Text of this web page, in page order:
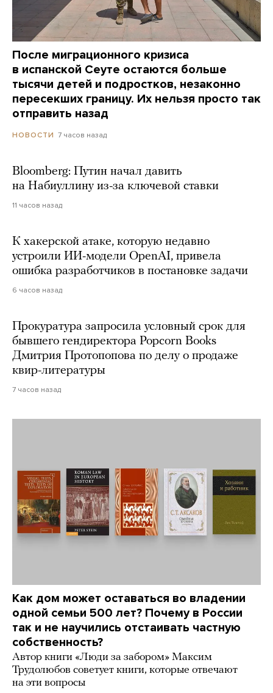
После миграционного кризиса
в испанской Сеуте остаются больше
тысячи детей и подростков, незаконно
пересекших границу. Их нельзя просто так
отправить назад
НОВОСТИ 7 часов назад
Bloomberg: Путин начал давить
на Набиуллину из-за ключевой ставки
11 часов назад
К хакерской атаке, которую недавно
устроили ИИ-модели OpenAI, привела
ошибка разработчиков в постановке задачи
6 часов назад
Прокуратура запросила условный срок для
бывшего гендиректора Popcorn Books
Дмитрия Протопопова по делу о продаже
квир-литературы
7 часов назад
Как дом может оставаться во владении
одной семьи 500 лет? Почему в России
так и не научились отстаивать частную
собственность?
Автор книги «Люди за забором» Максим
Трудолюбов советует книги, которые отвечают
на эти вопросы